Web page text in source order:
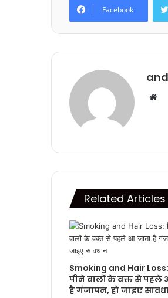
Facebook
Related Articles
Smoking and Hair
पीने वालों के वक्त से पहले
है गंजापन, हो जाइए